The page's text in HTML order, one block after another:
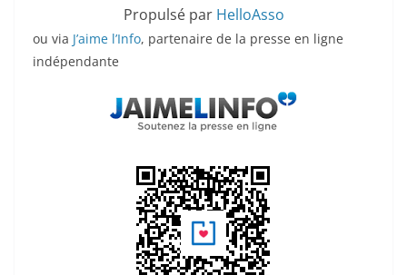
Propulsé par HelloAsso
ou via J’aime l’Info, partenaire de la presse en ligne
indépendante